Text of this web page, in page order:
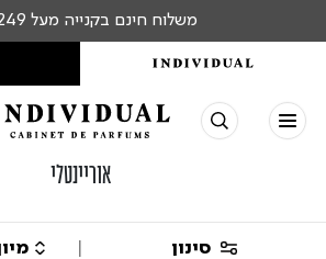
משלוח חינם בקנייה מעל 249 ש"ח
אוריינטלי
סינון